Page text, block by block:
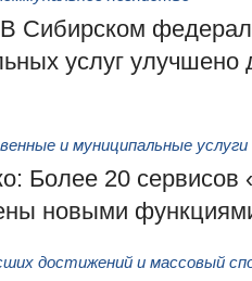
Сибирском
услуг
и муниципальные услуги
Более 20 сервисов
новыми
достижений и массовый